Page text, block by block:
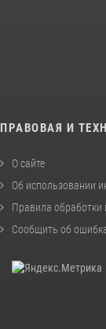
ПРАВОВАЯ И
О сайте
Об использовании
Правила
Сообщить об